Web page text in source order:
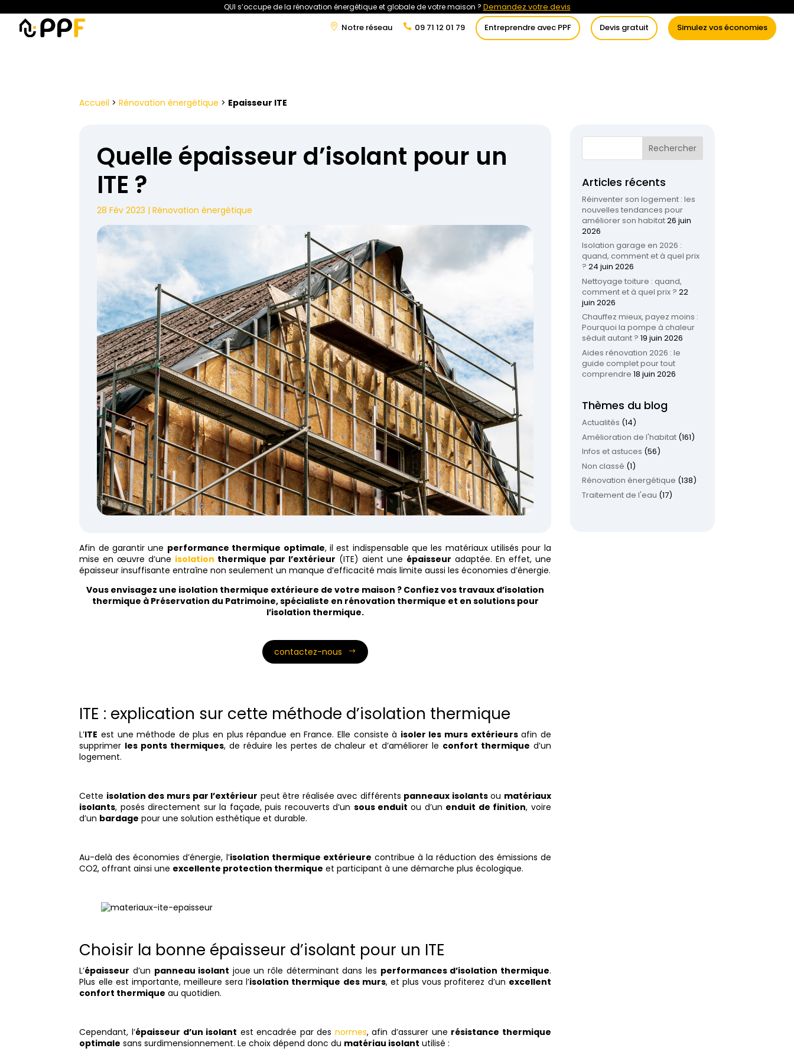
QUI s’occupe de la rénovation énergétique et globale de votre maison ? Demandez votre devis
Notre réseau
09 71 12 01 79 Entreprendre avec PPF Devis gratuit Simulez vos économies
Rénovation Énergétique Énergies Renouvelables Traitement de l’eau Conseils
Accueil >Rénovation énergétique > Epaisseur ITE
Quelle épaisseur d’isolant pour un
ITE ?
28 Fév 2023 |Rénovation énergétique
Afin de garantir une performance thermique optimale, il est indispensable que les matériaux utilisés pour la
mise en œuvre d’une isolation thermique par l’extérieur (ITE) aient une épaisseur adaptée. En effet, une
épaisseur insuffisante entraîne non seulement un manque d’efficacité mais limite aussi les économies d’énergie.
Vous envisagez une isolation thermique extérieure de votre maison ? Confiez vos travaux d’isolation
thermique à Préservation du Patrimoine, spécialiste en rénovation thermique et en solutions pour
l’isolation thermique.
contactez-nous
ITE : explication sur cette méthode d’isolation thermique
L’ITE est une méthode de plus en plus répandue en France. Elle consiste à isoler les murs extérieursafin de
supprimer les ponts thermiques, de réduire les pertes de chaleur et d’améliorer le confort thermique d’un
logement.
Cette isolation des murs par l’extérieur peut être réalisée avec différents panneaux isolantsou matériaux
isolants, posés directement sur la façade, puis recouverts d’un sous enduit ou d’un enduit de finition, voire
d’un bardage pour une solution esthétique et durable.
Au-delà des économies d’énergie, l’isolation thermique extérieure contribue à la réduction des émissions de
CO2, offrant ainsi une excellente protection thermique et participant à une démarche plus écologique.
Choisir la bonne épaisseur d’isolant pour un ITE
L’épaisseur d’un panneau isolant joue un rôle déterminant dans les performances d’isolation thermique.
Plus elle est importante, meilleure sera l’isolation thermique des murs, et plus vous profiterez d’un excellent
confort thermique au quotidien.
Cependant, l’épaisseur d’un isolant est encadrée par des normes, afin d’assurer une résistance thermique
optimale sans surdimensionnement. Le choix dépend donc du matériau isolant utilisé :
Articles récents
Réinventer son logement : les
nouvelles tendances pour
améliorer son habitat26 juin
2026
Isolation garage en 2026 :
quand, comment et à quel prix
? 24 juin 2026
Nettoyage toiture : quand,
comment et à quel prix ? 22
juin 2026
Chauffez mieux, payez moins :
Pourquoi la pompe à chaleur
séduit autant ? 19 juin 2026
Aides rénovation 2026 : le
guide complet pour tout
comprendre 18 juin 2026
Thèmes du blog
Actualités (14)
Amélioration de l'habitat(161)
Infos et astuces (56)
Non classé (1)
Rénovation énergétique (138)
Traitement de l'eau (17)